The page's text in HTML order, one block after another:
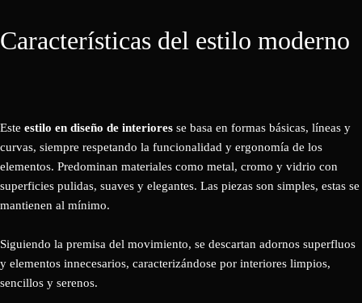
Características del estilo moderno
Este estilo en diseño de interiores se basa en formas básicas, líneas y
curvas, siempre respetando la funcionalidad y ergonomía de los
elementos. Predominan materiales como metal, cromo y vidrio con
superficies pulidas, suaves y elegantes. Las piezas son simples, estas se
mantienen al mínimo.
Siguiendo la premisa del movimiento, se descartan adornos superfluos
y elementos innecesarios, caracterizándose por interiores limpios,
sencillos y serenos.